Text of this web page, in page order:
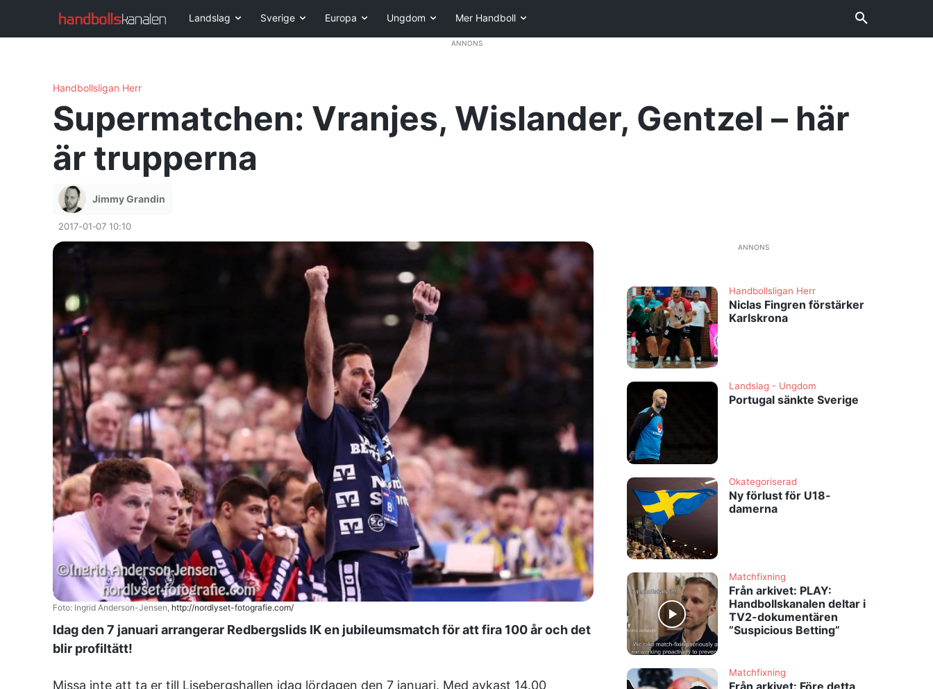
Landslag Sverige Europa Ungdom Mer Handboll
ANNONS
Handbollsligan Herr
Supermatchen: Vranjes, Wislander, Gentzel – här
är trupperna
Jimmy Grandin
2017-01-07 10:10
Foto: Ingrid Anderson-Jensen, http://nordlyset-fotografie.com/
Idag den 7 januari arrangerar Redbergslids IK en jubileumsmatch för att fira 100 år och det
blir profiltätt!
Missa inte att ta er till Lisebergshallen idag lördagen den 7 januari. Med avkast 14.00
ANNONS
Handbollsligan Herr
Niclas Fingren förstärker
Karlskrona
Landslag - Ungdom
Portugal sänkte Sverige
Okategoriserad
Ny förlust för U18-
damerna
Matchfixning
Från arkivet: PLAY:
Handbollskanalen deltar i
TV2-dokumentären
”Suspicious Betting”
Matchfixning
Från arkivet: Före detta